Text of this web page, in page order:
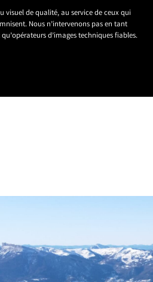
visuel de qualité, au service de ceux qui
Nous n’intervenons pas en tant
d’images techniques fiables.